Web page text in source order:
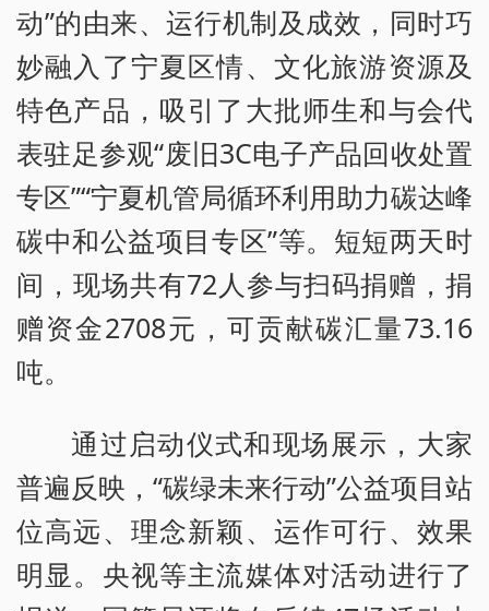
动”的由来、运行机制及成效，同时巧
妙融入了宁夏区情、文化旅游资源及
特色产品，吸引了大批师生和与会代
表驻足参观“废旧3C电子产品回收处置
专区”“宁夏机管局循环利用助力碳达峰
碳中和公益项目专区”等。短短两天时
间，现场共有72人参与扫码捐赠，捐
赠资金2708元，可贡献碳汇量73.16
吨。
通过启动仪式和现场展示，大家
普遍反映，“碳绿未来行动”公益项目站
位高远、理念新颖、运作可行、效果
明显。央视等主流媒体对活动进行了